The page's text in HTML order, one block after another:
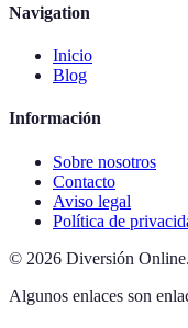
Navigation
Inicio
Blog
Información
Sobre nosotros
Contacto
Aviso legal
Política de
© 2026 Diversión Online.
Algunos enlaces son